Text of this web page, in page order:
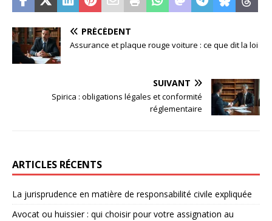
PRÉCÉDENT
Assurance et plaque rouge voiture : ce que dit la loi
SUIVANT
Spirica : obligations légales et conformité
réglementaire
ARTICLES RÉCENTS
La jurisprudence en matière de responsabilité civile expliquée
Avocat ou huissier : qui choisir pour votre assignation au